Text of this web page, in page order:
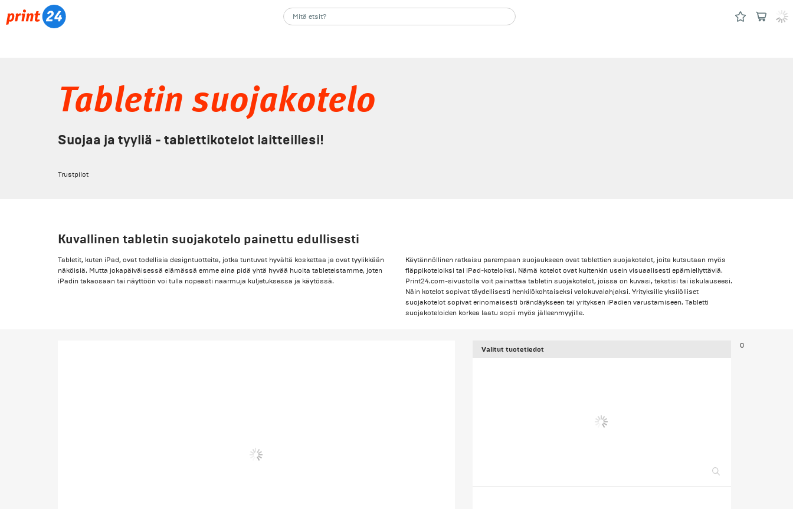
Tabletin suojakotelo
Suojaa ja tyyliä - tablettikotelot laitteillesi!
Trustpilot
Kuvallinen tabletin suojakotelo painettu edullisesti
Tabletit, kuten iPad, ovat todellisia designtuotteita, jotka tuntuvat hyvältä koskettaa ja ovat tyylikkään
näköisiä. Mutta jokapäiväisessä elämässä emme aina pidä yhtä hyvää huolta tableteistamme, joten
iPadin takaosaan tai näyttöön voi tulla nopeasti naarmuja kuljetuksessa ja käytössä.
Käytännöllinen ratkaisu parempaan suojaukseen ovat tablettien suojakotelot, joita kutsutaan myös
fläppikoteloiksi tai iPad-koteloiksi. Nämä kotelot ovat kuitenkin usein visuaalisesti epämiellyttäviä.
Print24.com-sivustolla voit painattaa tabletin suojakotelot, joissa on kuvasi, tekstisi tai iskulauseesi.
Näin kotelot sopivat täydellisesti henkilökohtaiseksi valokuvalahjaksi. Yrityksille yksilölliset
suojakotelot sopivat erinomaisesti brändäykseen tai yrityksen iPadien varustamiseen. Tabletti
suojakoteloiden korkea laatu sopii myös jälleenmyyjille.
Valitut tuotetiedot 0